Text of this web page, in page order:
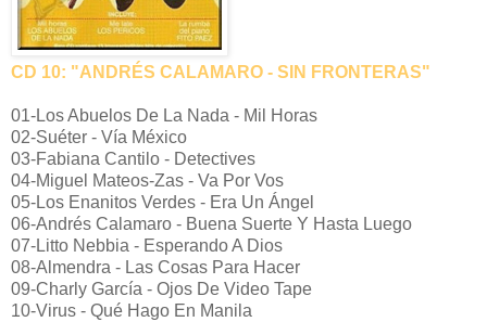
CD 10: "ANDRÉS CALAMARO - SIN FRONTERAS"
01-Los Abuelos De La Nada - Mil Horas
02-Suéter - Vía México
03-Fabiana Cantilo - Detectives
04-Miguel Mateos-Zas - Va Por Vos
05-Los Enanitos Verdes - Era Un Ángel
06-Andrés Calamaro - Buena Suerte Y Hasta Luego
07-Litto Nebbia - Esperando A Dios
08-Almendra - Las Cosas Para Hacer
09-Charly García - Ojos De Video Tape
10-Virus - Qué Hago En Manila